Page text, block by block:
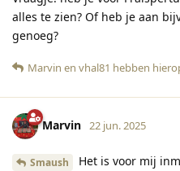
alles te zien? Of heb je aan
genoeg?
Marvin en vhal81 hebben
Marvin 22 jun. 2025
Smaush
Het is voor mij